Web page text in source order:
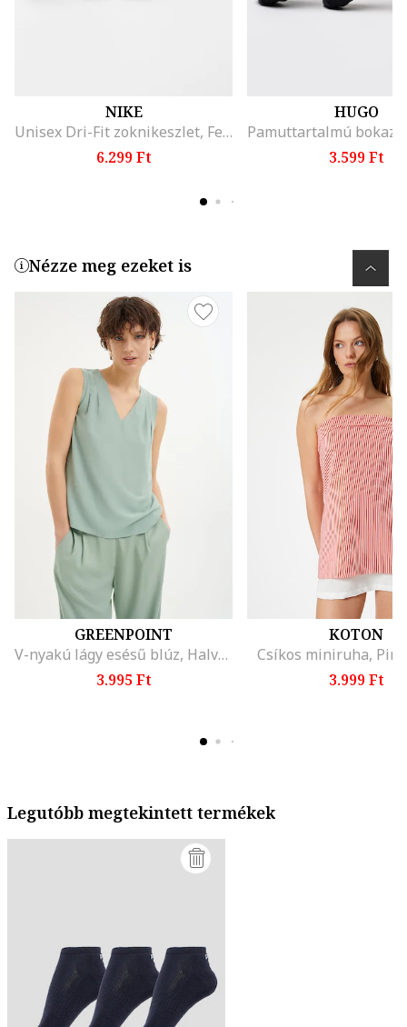
NIKE
Unisex Dri-Fit zoknikeszlet, Fekete
6.299 Ft
HUGO
3.599 Ft
Nézze meg ezeket is
GREENPOINT
V-nyakú lágy esésű blúz, Halványzöld
3.995 Ft
KOTON
Csíkos miniruha,
3.999 Ft
Legutóbb megtekintett termékek